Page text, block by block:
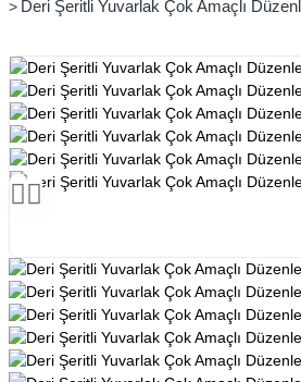
Deri Şeritli Yuvarlak Çok Amaçlı